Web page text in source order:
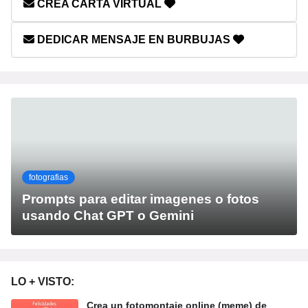
CREA CARTA VIRTUAL
DEDICAR MENSAJE EN BURBUJAS
fotografias
Prompts para editar imagenes o fotos
usando Chat GPT o Gemini
LO + VISTO:
Crea un fotomontaje online (meme) de